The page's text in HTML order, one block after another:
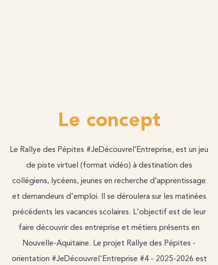
Le concept
Le Rallye des Pépites #JeDécouvrel’Entreprise, est un jeu
de piste virtuel (format vidéo) à destination des
collégiens, lycéens, jeunes en recherche d’apprentissage
et demandeurs d'emploi. Il se déroulera sur les matinées
précédents les vacances scolaires. L'objectif est de leur
faire découvrir des entreprise et métiers présents en
Nouvelle-Aquitaine. Le projet Rallye des Pépites -
orientation #JeDécouvrel'Entreprise #4 - 2025-2026 est